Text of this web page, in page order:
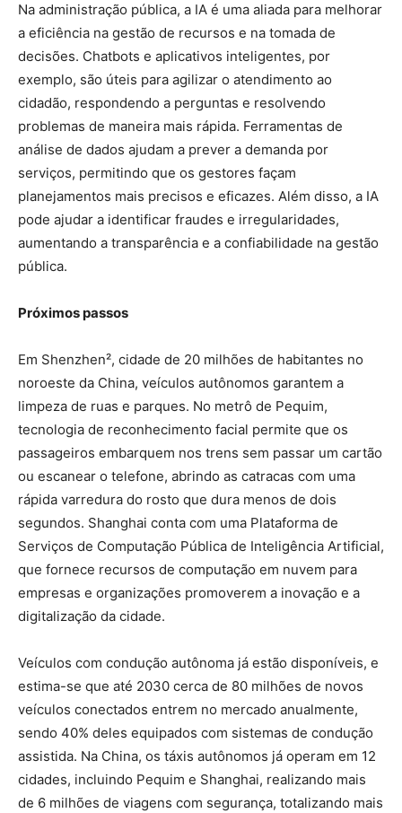
Na administração pública, a IA é uma aliada para melhorar
a eficiência na gestão de recursos e na tomada de
decisões. Chatbots e aplicativos inteligentes, por
exemplo, são úteis para agilizar o atendimento ao
cidadão, respondendo a perguntas e resolvendo
problemas de maneira mais rápida. Ferramentas de
análise de dados ajudam a prever a demanda por
serviços, permitindo que os gestores façam
planejamentos mais precisos e eficazes. Além disso, a IA
pode ajudar a identificar fraudes e irregularidades,
aumentando a transparência e a confiabilidade na gestão
pública.
Próximos passos
Em Shenzhen², cidade de 20 milhões de habitantes no
noroeste da China, veículos autônomos garantem a
limpeza de ruas e parques. No metrô de Pequim,
tecnologia de reconhecimento facial permite que os
passageiros embarquem nos trens sem passar um cartão
ou escanear o telefone, abrindo as catracas com uma
rápida varredura do rosto que dura menos de dois
segundos. Shanghai conta com uma Plataforma de
Serviços de Computação Pública de Inteligência Artificial,
que fornece recursos de computação em nuvem para
empresas e organizações promoverem a inovação e a
digitalização da cidade.
Veículos com condução autônoma já estão disponíveis, e
estima-se que até 2030 cerca de 80 milhões de novos
veículos conectados entrem no mercado anualmente,
sendo 40% deles equipados com sistemas de condução
assistida. Na China, os táxis autônomos já operam em 12
cidades, incluindo Pequim e Shanghai, realizando mais
de 6 milhões de viagens com segurança, totalizando mais